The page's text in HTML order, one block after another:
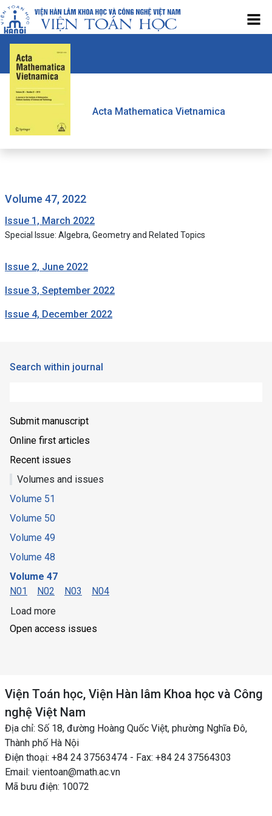
Acta Mathematica Vietnamica
volume 47, 2022
Issue 1, March 2022
Special Issue: Algebra, Geometry and Related Topics
Issue 2, June 2022
Issue 3, September 2022
Issue 4, December 2022
Search within journal
Submit manuscript
Online first articles
Recent issues
Volumes and issues
Volume 51
Volume 50
Volume 49
Volume 48
Volume 47
N01
N02 N03
N04
Load more
Open access issues
Viện Toán học, Viện Hàn lâm Khoa học và Công
nghệ Việt Nam
Địa chỉ: Số 18, đường Hoàng Quốc Việt, phường Nghĩa Đô,
Thành phố Hà Nội
Điện thoại: +84 24 37563474 - Fax: +84 24 37564303
Email: vientoan@math.ac.vn
Mã bưu điện: 10072